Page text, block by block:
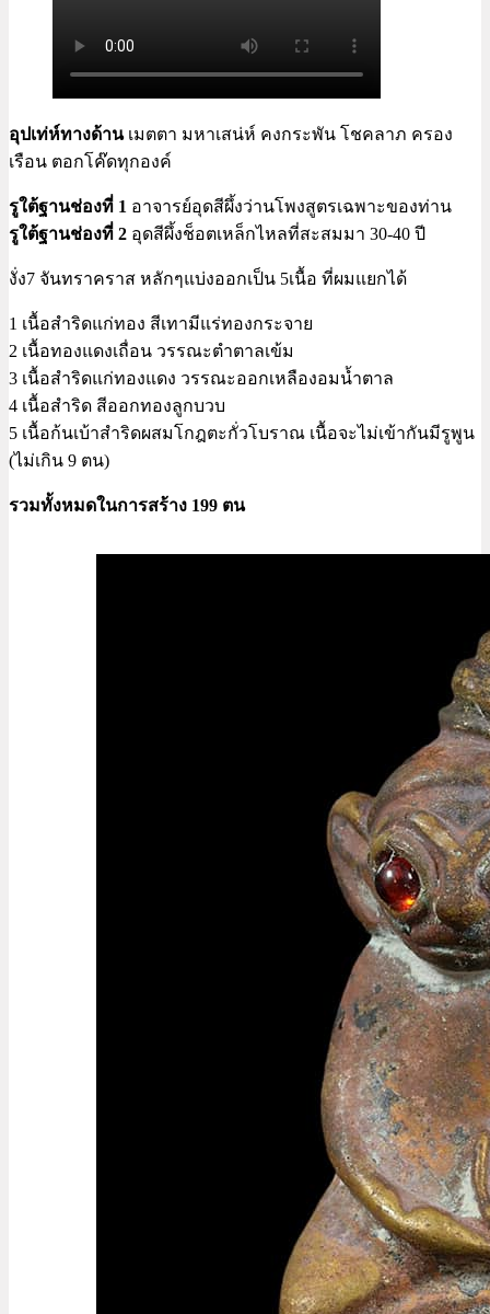
อุปเท่ห์ทางด้านเมตตา มหาเสน่ห์ คงกระพัน โชคลาภ ครอง
เรือน ตอกโค๊ดทุกองค์
รูใต้ฐานช่องที่ 1 อาจารย์อุดสีผึ้งว่านโพงสูตรเฉพาะของท่าน
รูใต้ฐานช่องที่ 2 อุดสีผึ้งช็อตเหล็กไหลที่สะสมมา 30-40 ปี
งั่ง7 จันทราคราส หลักๆแบ่งออกเป็น 5เนื้อ ที่ผมแยกได้
1 เนื้อสำริดแก่ทอง สีเทามีแร่ทองกระจาย
2 เนื้อทองแดงเถื่อน วรรณะตำตาลเข้ม
3 เนื้อสำริดแก่ทองแดง วรรณะออกเหลืองอมน้ำตาล
4 เนื้อสำริด สีออกทองลูกบวบ
5 เนื้อก้นเบ้าสำริดผสมโกฎตะกั่วโบราณ เนื้อจะไม่เข้ากันมีรูพูน
(ไม่เกิน 9 ตน)
รวมทั้งหมดในการสร้าง 199 ตน